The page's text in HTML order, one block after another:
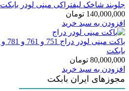
جلوبند شاخک لیفتراکی مینی لودر بابکت
140,000,000 تومان
افزودن به سبد خرید
بابکت
80,000,000 تومان
افزودن به سبد خرید
مجوزهای ایران بابکت